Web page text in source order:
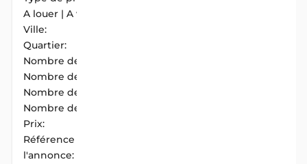
A louer | A vendre:
Ville:
Quartier:
Nombre de chambres:
Nombre de douches:
Nombre de cuisines:
Nombre de garages:
Prix:
Référence de
l'annonce: